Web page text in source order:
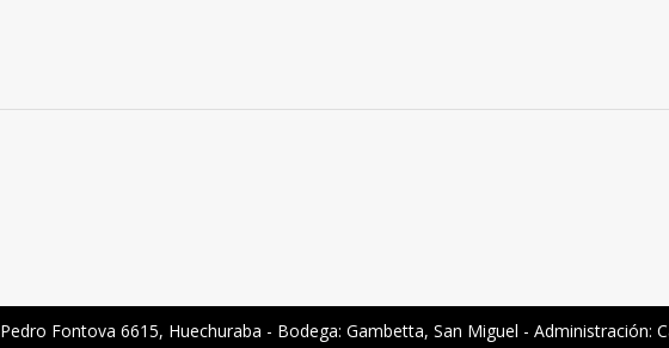
Pedro Fontova 6615, Huechuraba - Bodega: Gambetta, San Miguel - Administración: